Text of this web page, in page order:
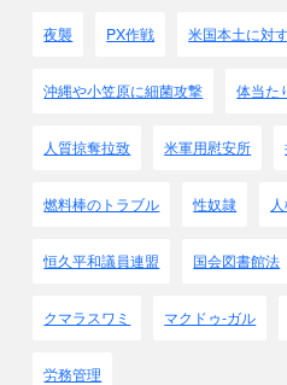
夜襲 PX作戦 米国本土に対
沖縄や小笠原に細菌攻撃 体当た
人質掠奪拉致 米軍用慰安所
燃料棒のトラブル 性奴隷
恒久平和議員連盟 国会図書館法
クマラスワミ マクドゥ-ガル
労務管理